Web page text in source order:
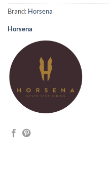
Brand: Horsena
Horsena